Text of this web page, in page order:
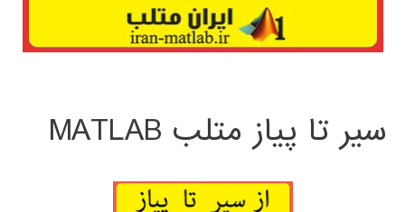
سیر تا پیاز متلب MATLAB